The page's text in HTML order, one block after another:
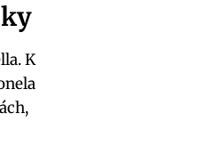
K